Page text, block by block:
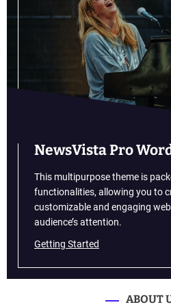
NewsVista Pro
This multipurpose theme is
functionalities, allowing you to
customizable and engaging
audience’s attention.
Getting Started
ABOUT